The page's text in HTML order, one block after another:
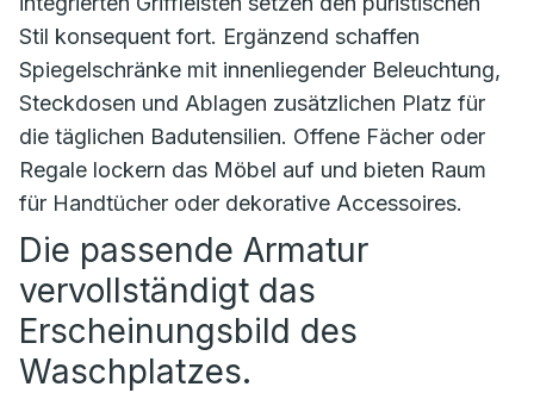
Stil konsequent fort. Ergänzend schaffen
Spiegelschränke mit innenliegender Beleuchtung,
Steckdosen und Ablagen zusätzlichen Platz für
die täglichen Badutensilien. Offene Fächer oder
Regale lockern das Möbel auf und bieten Raum
für Handtücher oder dekorative Accessoires.
Die passende Armatur
vervollständigt das
Erscheinungsbild des
Waschplatzes.